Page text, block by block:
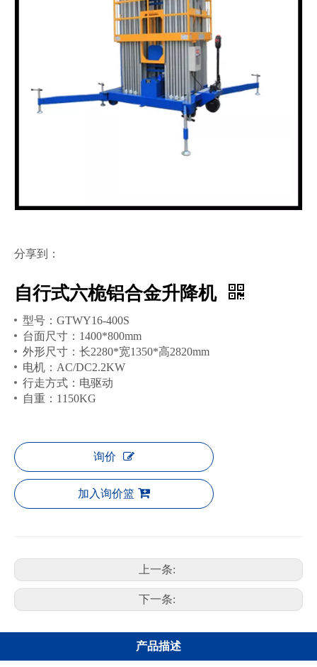
分享到：
自行式六桅铝合金升降机
型号：GTWY16-400S
台面尺寸：1400*800mm
外形尺寸：长2280*宽1350*高2820mm
电机：AC/DC2.2KW
行走方式：电驱动
自重：1150KG
询价
加入询价篮
上一条:
下一条:
产品描述